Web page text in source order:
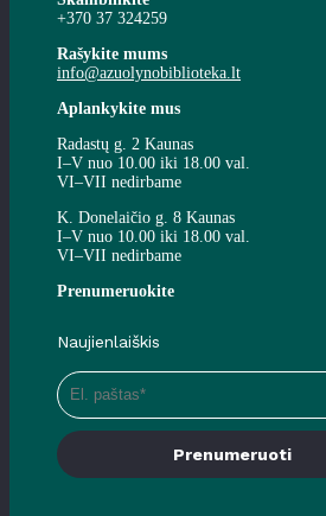
+370 37 324259
Rašykite mums
info@azuolynobiblioteka.lt
Aplankykite mus
Radastų g. 2 Kaunas
I–V nuo 10.00 iki 18.00 val.
VI–VII nedirbame
K. Donelaičio g. 8 Kaunas
I–V nuo 10.00 iki 18.00 val.
VI–VII nedirbame
Prenumeruokite
Naujienlaiškis
Prenumeruoti